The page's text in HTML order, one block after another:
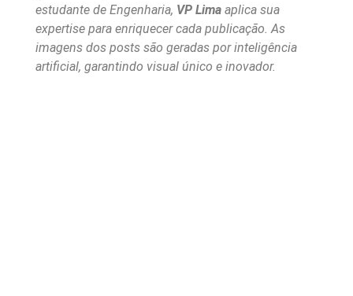
estudante de Engenharia, VP Lima aplica sua
expertise para enriquecer cada publicação. As
imagens dos posts são geradas por inteligência
artificial, garantindo visual único e inovador.